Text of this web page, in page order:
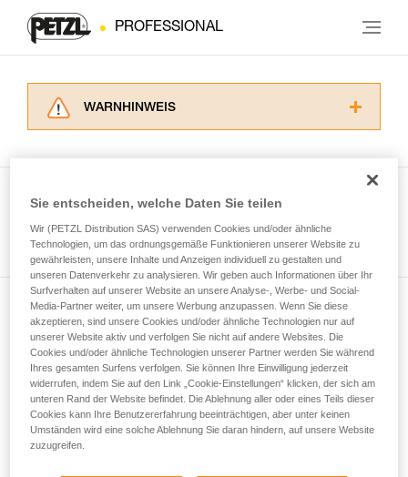
PROFESSIONAL
WARNHINWEIS
ziehen. Um diese Zusatzinformationen
der Gebrauchsanweisung enthaltenen
Informationen richtig verstanden haben.
Die Beherrschung dieser Techniken setzt eine
entsprechende Ausbildung und ein spezielles
Training voraus. Prüfen Sie zusammen mit
einem Profi, ob Sie in der Lage sind, den
Vorgang alleine sicher zu wiederholen, bevor
Sie ihn eigenständig durchführen.
Wir geben Beispiele für die mit Ihrer Aktivität
verbundenen Techniken. Möglicherweise gibt es
noch andere Techniken, die hier nicht
beschrieben werden.
Alle Techniken ansehen
Newsletter abonnieren
und auf dem Laufenden bleiben
Email *
Sie entscheiden, welche Daten Sie teilen
Wir (PETZL Distribution SAS) verwenden Cookies und/oder ähnliche
Technologien, um das ordnungsgemäße Funktionieren unserer Website zu
gewährleisten, unsere Inhalte und Anzeigen individuell zu gestalten und
unseren Datenverkehr zu analysieren. Wir geben auch Informationen über Ihr
Surfverhalten auf unserer Website an unsere Analyse-, Werbe- und Social-
Media-Partner weiter, um unsere Werbung anzupassen. Wenn Sie diese
akzeptieren, sind unsere Cookies und/oder ähnliche Technologien nur auf
unserer Website aktiv und verfolgen Sie nicht auf andere Websites. Die
Cookies und/oder ähnliche Technologien unserer Partner werden Sie während
Ihres gesamten Surfens verfolgen. Sie können Ihre Einwilligung jederzeit
widerrufen, indem Sie auf den Link „Cookie-Einstellungen“ klicken, der sich am
unteren Rand der Website befindet. Die Ablehnung aller oder eines Teils dieser
Cookies kann Ihre Benutzererfahrung beeinträchtigen, aber unter keinen
Umständen wird eine solche Ablehnung Sie daran hindern, auf unsere Website
zuzugreifen.